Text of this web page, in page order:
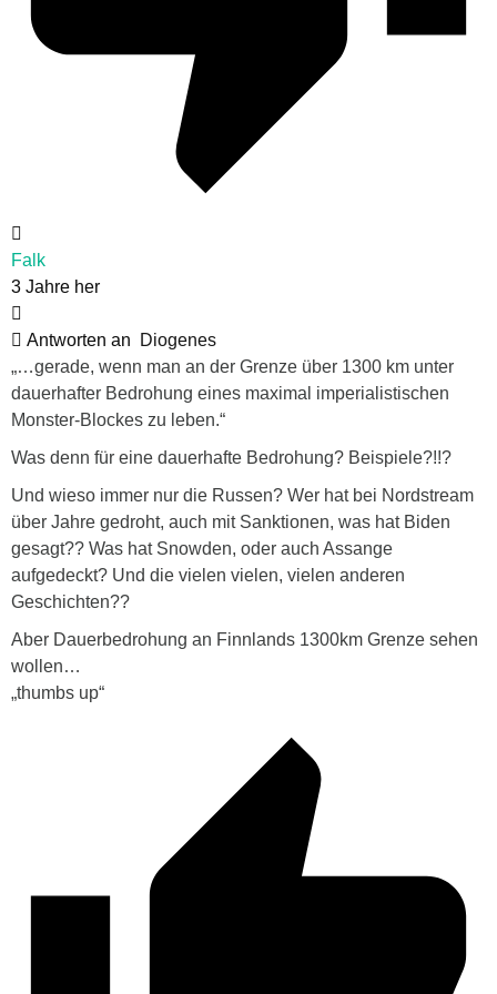
Falk
3 Jahre her
Antworten an
Diogenes
„…gerade, wenn man an der Grenze über 1300 km unter
dauerhafter Bedrohung eines maximal imperialistischen
Monster-Blockes zu leben.“
Was denn für eine dauerhafte Bedrohung? Beispiele?!!?
Und wieso immer nur die Russen? Wer hat bei Nordstream
über Jahre gedroht, auch mit Sanktionen, was hat Biden
gesagt?? Was hat Snowden, oder auch Assange
aufgedeckt? Und die vielen vielen, vielen anderen
Geschichten??
Aber Dauerbedrohung an Finnlands 1300km Grenze sehen
wollen…
„thumbs up“